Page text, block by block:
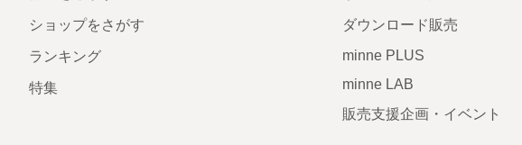
ショップをさがす
ランキング
特集
ダウンロード販売
minne PLUS
minne LAB
販売支援企画・イベント